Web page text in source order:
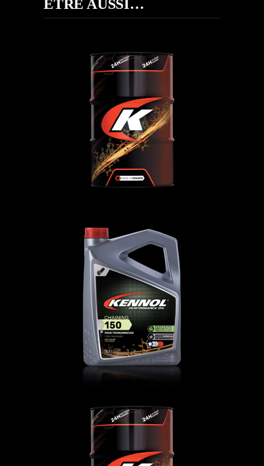
ÊTRE AUSSI…
UTTOFARM
, Huiles de transmission
CHAINING 150
AGRI-TP,Forestier